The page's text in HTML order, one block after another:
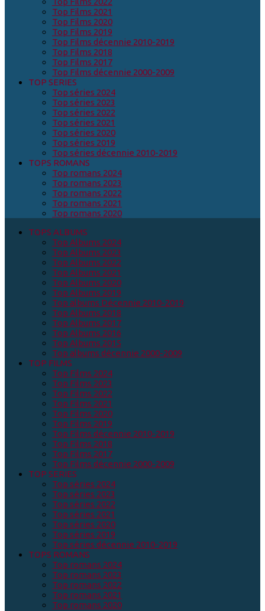
Top Films 2021
Top Films 2020
Top Films 2019
Top Films décennie 2010-2019
Top Films 2018
Top Films 2017
Top Films décennie 2000-2009
TOP SERIES
Top séries 2024
Top séries 2023
Top séries 2022
Top séries 2021
Top séries 2020
Top séries 2019
Top séries décennie 2010-2019
TOPS ROMANS
Top romans 2024
Top romans 2023
Top romans 2022
Top romans 2021
Top romans 2020
TOPS ALBUMS
Top Albums 2024
Top Albums 2023
Top Albums 2022
Top Albums 2021
Top Albums 2020
Top Albums 2019
Top albums Décennie 2010-2019
Top Albums 2018
Top Albums 2017
Top Albums 2016
Top Albums 2015
Top albums décennie 2000-2009
TOP FILMS
Top Films 2024
Top Films 2023
Top Films 2022
Top Films 2021
Top Films 2020
Top Films 2019
Top Films décennie 2010-2019
Top Films 2018
Top Films 2017
Top Films décennie 2000-2009
TOP SERIES
Top séries 2024
Top séries 2023
Top séries 2022
Top séries 2021
Top séries 2020
Top séries 2019
Top séries décennie 2010-2019
TOPS ROMANS
Top romans 2024
Top romans 2023
Top romans 2022
Top romans 2021
Top romans 2020